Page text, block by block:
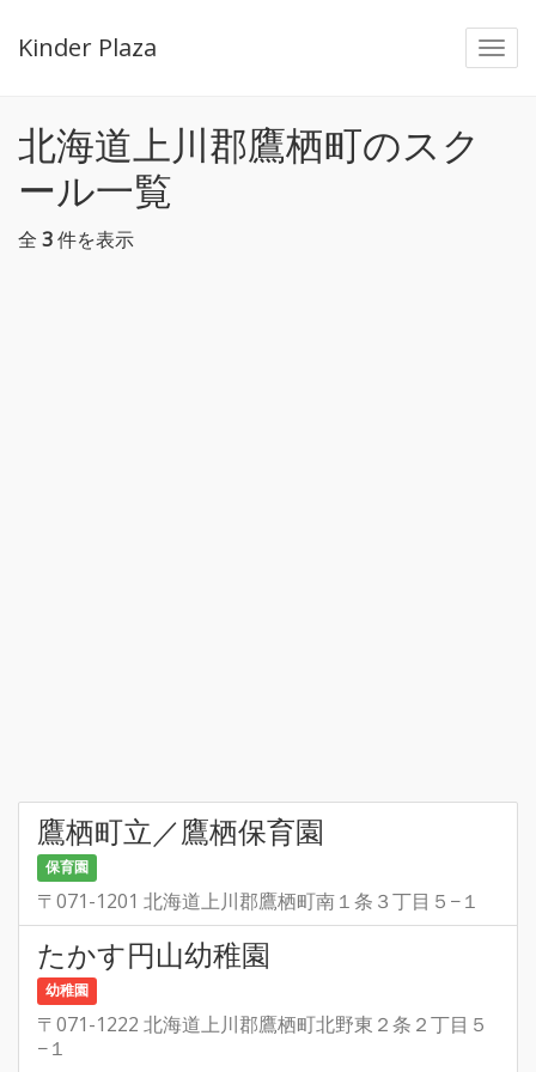
Kinder Plaza
北海道上川郡鷹栖町のスク
ール一覧
全 3件を表示
鷹栖町立／鷹栖保育園
保育園
〒071-1201 北海道上川郡鷹栖町南１条３丁目５−１
たかす円山幼稚園
幼稚園
〒071-1222 北海道上川郡鷹栖町北野東２条２丁目５
−１